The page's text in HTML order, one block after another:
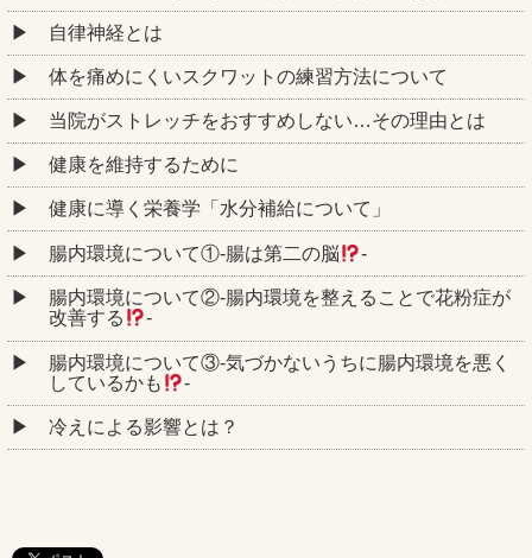
自律神経とは
体を痛めにくいスクワットの練習方法について
当院がストレッチをおすすめしない…その理由とは
健康を維持するために
健康に導く栄養学「水分補給について」
腸内環境について①‐腸は第二の脳 ‐
腸内環境について②‐腸内環境を整えることで花粉症が
改善する
‐
腸内環境について③‐気づかないうちに腸内環境を悪く
しているかも
‐
冷えによる影響とは？